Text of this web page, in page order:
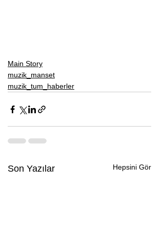
Main Story
muzik_manset
muzik_tum_haberler
Son Yazılar Hepsini Gör